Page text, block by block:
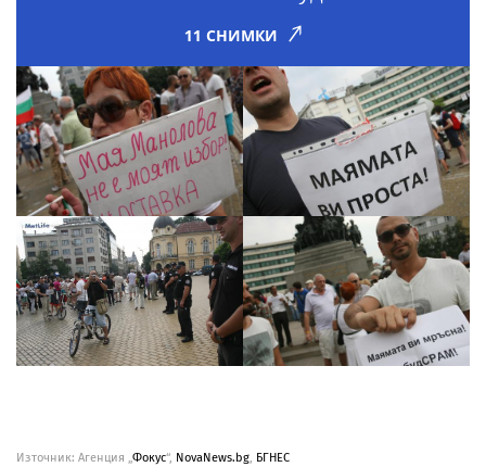
11 СНИМКИ
Източник: Агенция „Фокус“, NovaNews.bg, БГНЕС